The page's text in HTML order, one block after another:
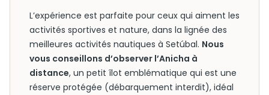
L’expérience est parfaite pour ceux qui aiment les
activités sportives et nature, dans la lignée des
meilleures activités nautiques à Setúbal. Nous
vous conseillons d’observer l’Anicha à
distance, un petit îlot emblématique qui est une
réserve protégée (débarquement interdit), idéal